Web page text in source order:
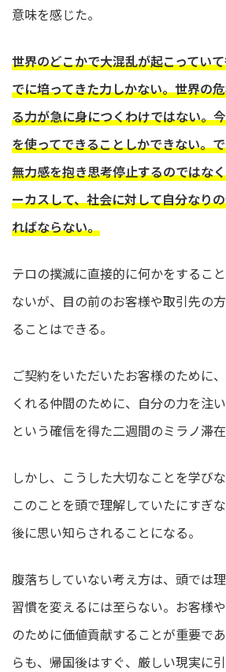
意味を感じた。
世界のどこかで大混乱が起こってい
でに培ってきた力しかない。世界の
る力が急に身につくわけではない。
を使ってできることしかできない。
無力感を抱き思考停止するのではな
ーカスして、社会に対して自分なり
ればならない。
テロの撲滅に直接的に何かをするこ
ないが、目の前のお客様や取引先の
ることはできる。
ご契約をいただいたお客様のために
くれる仲間のために、自分の力を注
という確信を得た二週間のミラノ滞在
しかし、こうした大切なことを学び
このことを頭で理解していたにすぎ
後に思い知らされることになる。
腹落ちしていない考え方は、頭では
習慣を変えるには至らない。お客様
のために価値貢献することが重要で
らも、帰国後はすぐ、厳しい現実に